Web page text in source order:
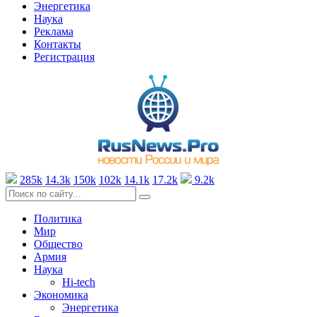
Энергетика
Наука
Реклама
Контакты
Регистрация
285k 14.3k 150k 102k 14.1k 17.2k 9.2k
Политика
Мир
Общество
Армия
Наука
Hi-tech
Экономика
Энергетика